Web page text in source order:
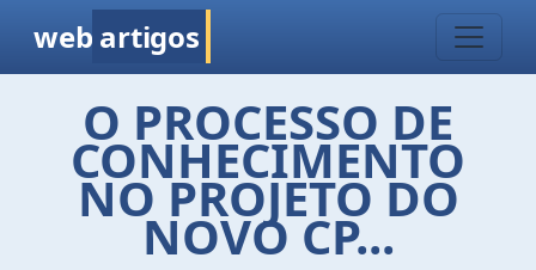
web artigos
O PROCESSO DE
CONHECIMENTO
NO PROJETO DO
NOVO CP...